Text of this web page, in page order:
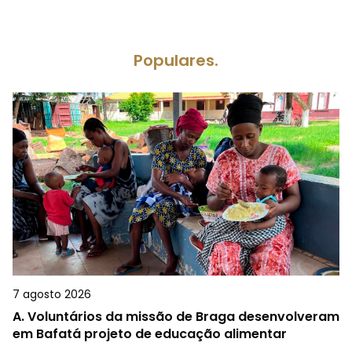
Populares.
7 agosto 2026
A.Voluntários da missão de Braga desenvolveram
em Bafatá projeto de educação alimentar